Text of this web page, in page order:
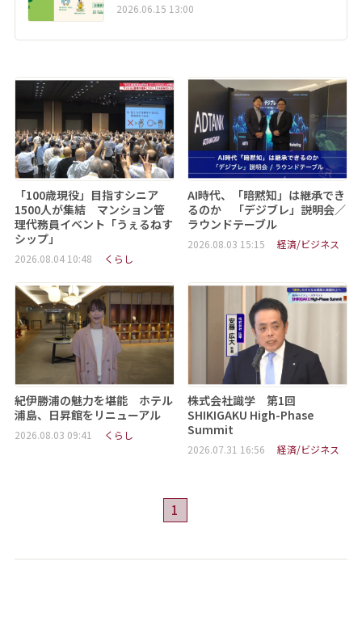
2026.06.15 13:00
「100歳現役」目指すシニア
1500人が集結 マンション管
理代務員イベント「うぇるねす
シップ」
2026.08.04 10:48 くらし
AI時代、「暗黙知」は継承でき
るのか 「デジブレ」説明会／
ラウンドテーブル
2026.08.03 15:15 経済/ビジネス
紀伊勝浦の魅力を堪能 ホテル
浦島、日昇館をリニューアル
2026.08.03 09:41 くらし
株式会社識学 第1回
SHIKIGAKU High-Phase
Summit
2026.07.31 16:56 経済/ビジネス
1